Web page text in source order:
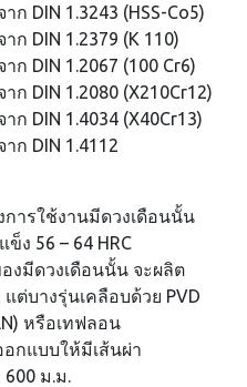
DIN 1.3243 (HSS-Co5)
DIN 1.2379 (K 110)
DIN 1.2067 (100 Cr6)
DIN 1.2080 (X210Cr12)
DIN 1.4034 (X40Cr13)
ก DIN 1.4112
ารใช้งานมีดวงเดือนนั้น
ง 56 – 64 HRC
งมีดวงเดือนนั้น จะผลิต
ต่บางรุ่นเคลือบด้วย PVD
หรือเทฟลอน
อกแบบให้มีเส้นผ่า
600 ม.ม.